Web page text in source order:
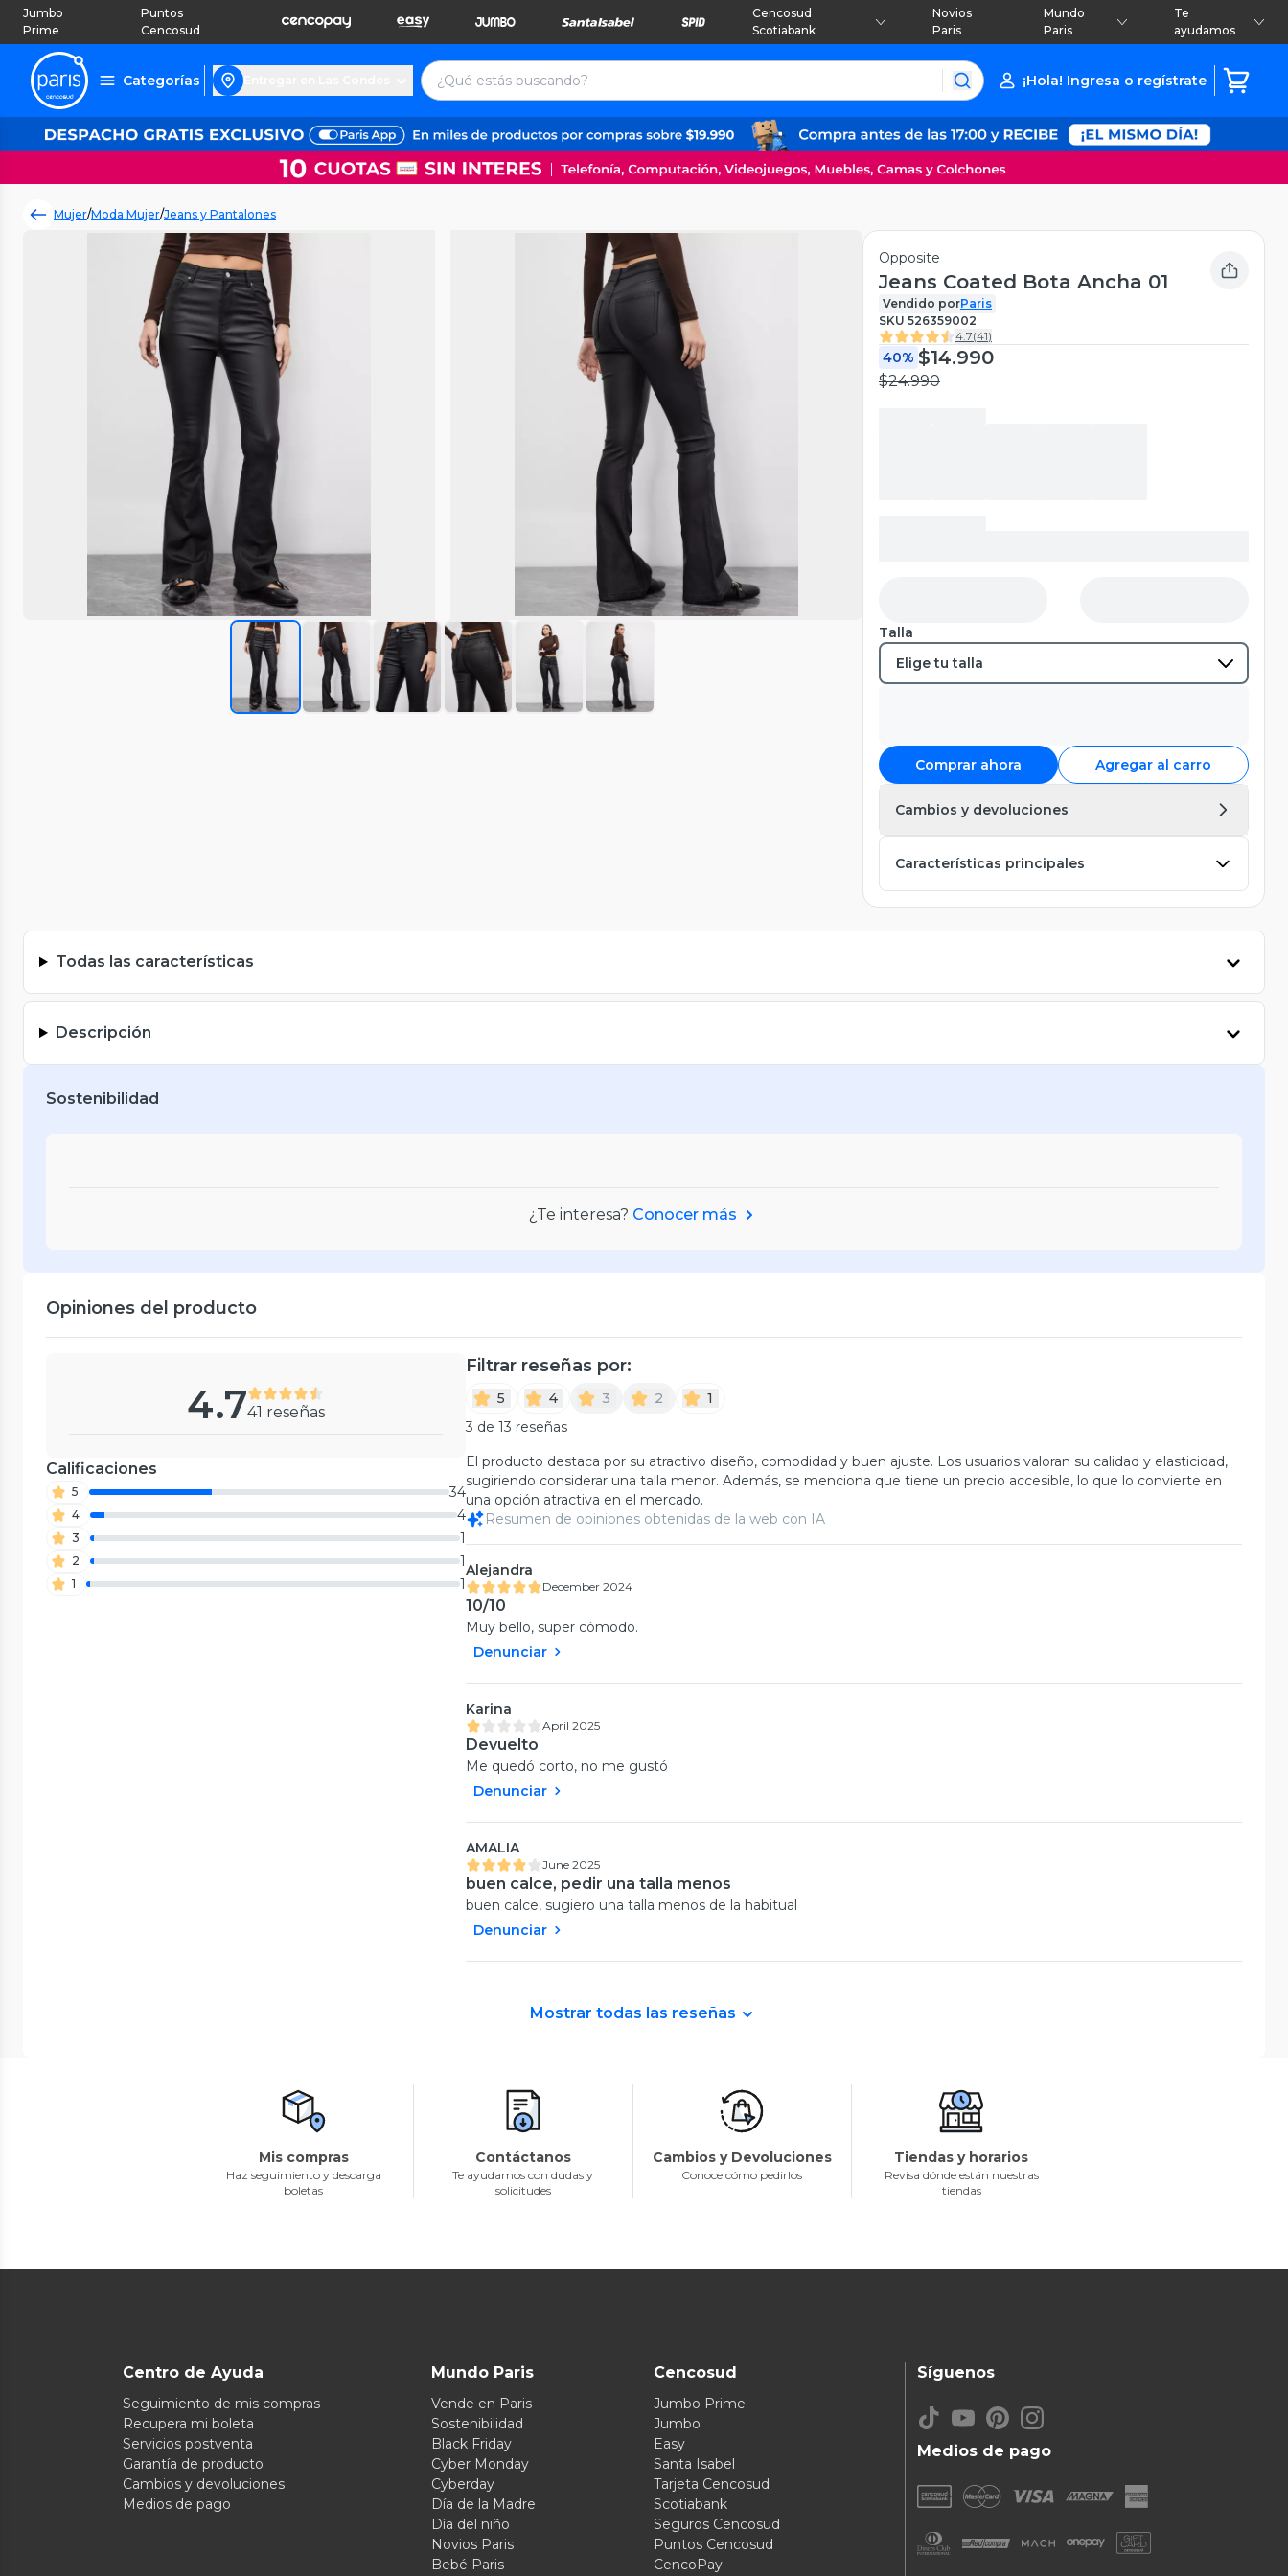
Jumbo
Prime
Puntos
Cencosud
Cencosud
Scotiabank
Novios
Paris
Mundo
Paris
Te
ayudamos
Categorías ¡Hola! Ingresa o regístrate
Mujer/Moda Mujer/Jeans y Pantalones
Opposite
Jeans Coated Bota Ancha 01
Vendido porParis
SKU 526359002
4.7(41)
40% $14.990
$24.990
Talla
Comprar ahora Agregar al carro
Cambios y devoluciones
Características principales
Todas las características
Descripción
Sostenibilidad
¿Te interesa? Conocer más
Opiniones del producto
4.741 reseñas
Calificaciones
5 34
4 4
3 1
2 1
1 1
Filtrar reseñas por:
5 4 3 2
1
3 de 13 reseñas
El producto destaca por su atractivo diseño, comodidad y buen ajuste. Los usuarios valoran su calidad y elasticidad,
sugiriendo considerar una talla menor. Además, se menciona que tiene un precio accesible, lo que lo convierte en
una opción atractiva en el mercado.
Resumen de opiniones obtenidas de la web con IA
Alejandra
December 2024
10/10
Muy bello, super cómodo.
Denunciar
Karina
April 2025
Devuelto
Me quedó corto, no me gustó
Denunciar
AMALIA
June 2025
buen calce, pedir una talla menos
buen calce, sugiero una talla menos de la habitual
Denunciar
Mostrar todas las reseñas
Mis compras
Haz seguimiento y descarga
boletas
Contáctanos
Te ayudamos con dudas y
solicitudes
Cambios y Devoluciones
Conoce cómo pedirlos
Tiendas y horarios
Revisa dónde están nuestras
tiendas
Centro de Ayuda
Seguimiento de mis compras
Recupera mi boleta
Servicios postventa
Garantía de producto
Cambios y devoluciones
Medios de pago
Mundo Paris
Vende en Paris
Sostenibilidad
Black Friday
Cyber Monday
Cyberday
Día de la Madre
Día del niño
Novios Paris
Bebé Paris
Cencosud
Jumbo Prime
Jumbo
Easy
Santa Isabel
Tarjeta Cencosud
Scotiabank
Seguros Cencosud
Puntos Cencosud
CencoPay
Medios de pago
Síguenos